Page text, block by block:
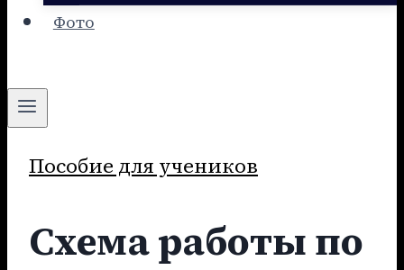
Фото
Пособие для учеников
Схема работы по